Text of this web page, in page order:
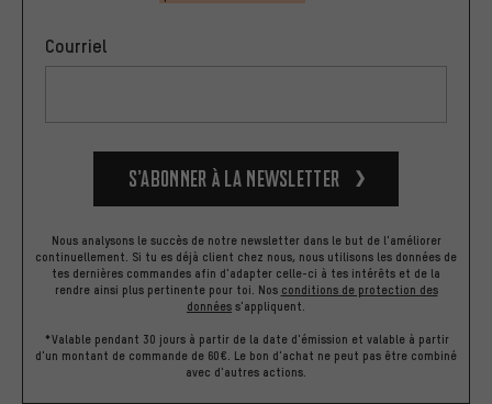
Courriel
S’abonner à la newsletter
Nous analysons le succès de notre newsletter dans le but de l'améliorer
continuellement. Si tu es déjà client chez nous, nous utilisons les données de
tes dernières commandes afin d'adapter celle-ci à tes intérêts et de la
rendre ainsi plus pertinente pour toi. Nos conditions de protection des
données s'appliquent.
*Valable pendant 30 jours à partir de la date d'émission et valable à partir
d'un montant de commande de 60€. Le bon d'achat ne peut pas être combiné
avec d'autres actions.